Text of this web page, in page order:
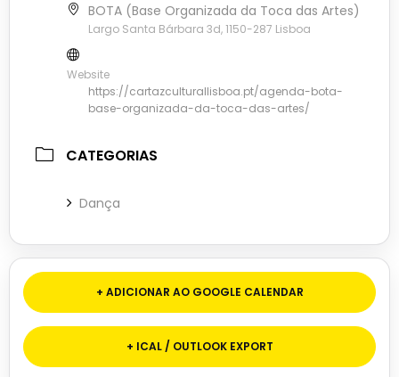
BOTA (Base Organizada da Toca das Artes)
Largo Santa Bárbara 3d, 1150-287 Lisboa
Website
https://cartazculturallisboa.pt/agenda-bota-
base-organizada-da-toca-das-artes/
CATEGORIAS
Dança
+ ADICIONAR AO GOOGLE CALENDAR
+ ICAL / OUTLOOK EXPORT